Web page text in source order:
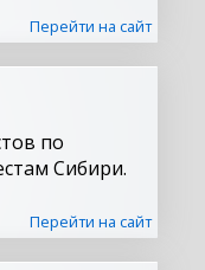
Перейти на сайт
по
Сибири.
Перейти на сайт